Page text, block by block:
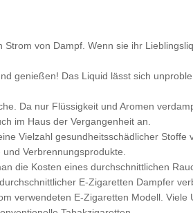
von Dampf. Wenn sie ihr
genießen! Das Liquid lässt sich
Da nur Flüssigkeit und Aromen
im Haus der Vergangenheit an.
Vielzahl gesundheitsschädlicher Stoffe
Verbrennungsprodukte.
die Kosten eines durchschnittlichen
E-Zigaretten Dampfer
verwendeten E-Zigaretten Modell.